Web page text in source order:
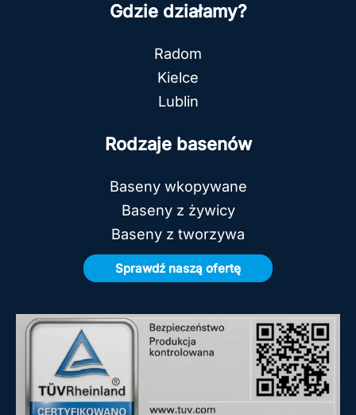
Gdzie działamy?
Radom
Kielce
Lublin
Rodzaje basenów
Baseny wkopywane
Baseny z żywicy
Baseny z tworzywa
Sprawdź naszą ofertę